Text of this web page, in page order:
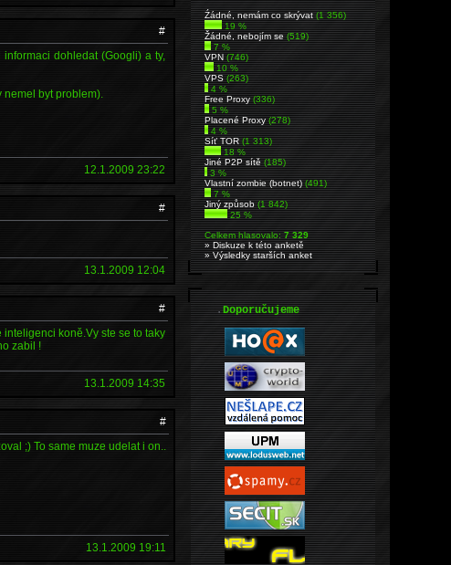
#
dohledat (Googli) a ty,
byt problem).
12.1.2009 23:22
#
13.1.2009 12:04
#
koně.Vy ste se to taky
zabil !
13.1.2009 14:35
#
;) To same muze udelat i on..
13.1.2009 19:11
Źádné, nemám co skrývat(1 356)
19 %
Žádné, nebojím se(519)
7 %
VPN(746)
10 %
VPS(263)
4 %
Free Proxy(336)
5 %
Placené Proxy(278)
4 %
Síť TOR(1 313)
18 %
Jiné P2P sítě(185)
3 %
Vlastní zombie (botnet)(491)
7 %
Jiný způsob(1 842)
25 %
Celkem hlasovalo:7 329
» Diskuze k této anketě
» Výsledky starších anket
.Doporučujeme